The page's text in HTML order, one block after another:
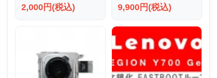
2,000円(税込) 9,900円(税込)